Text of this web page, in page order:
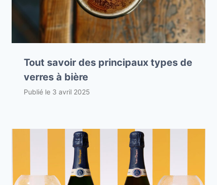
Tout savoir des principaux types de
verres à bière
Publié le 3 avril 2025